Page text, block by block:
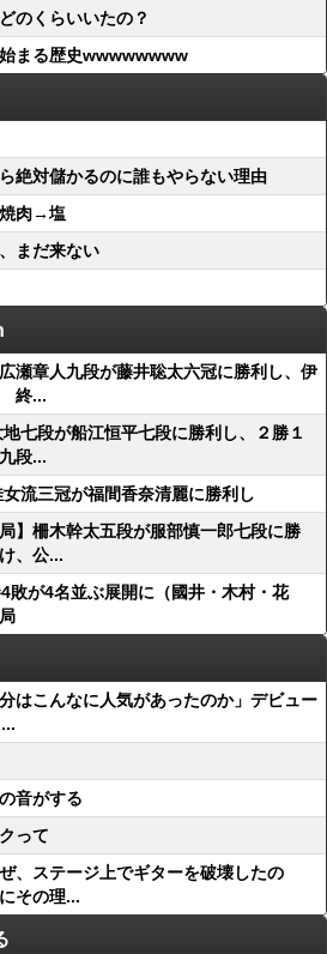
のくらいいたの？
まる歴史wwwwwwww
絶対儲かるのに誰もやらない理由
肉→塩
まだ来ない
瀬章人九段が藤井聡太六冠に勝利し、伊
終...
地七段が船江恒平七段に勝利し、２勝１
段...
女流三冠が福間香奈清麗に勝利し
】柵木幹太五段が服部慎一郎七段に勝
、公...
敗が4名並ぶ展開に（國井・木村・花
はこんなに人気があったのか」デビュー
音がする
って
、ステージ上でギターを破壊したの
その理...